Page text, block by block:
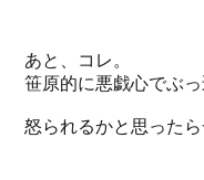
あと、コレ。
笹原的に悪戯心でぶ
怒られるかと思った